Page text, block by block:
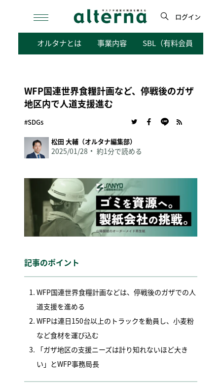
検
ログイン
オルタナとは 事業内容 SBL（有料会員向けサ
WFP国連世界食糧計画など、停戦後のガザ
地区内で人道支援進む
#SDGs
松田 大輔（オルタナ編集部）
2025/01/28 約1分で読める
記事のポイント
WFP国連世界食糧計画などは、停戦後のガザでの人
道支援を進める
WFPは連日150台以上のトラックを動員し、小麦粉
など食材を運び込む
「ガザ地区の支援ニーズは計り知れないほど大き
い」とWFP事務局長